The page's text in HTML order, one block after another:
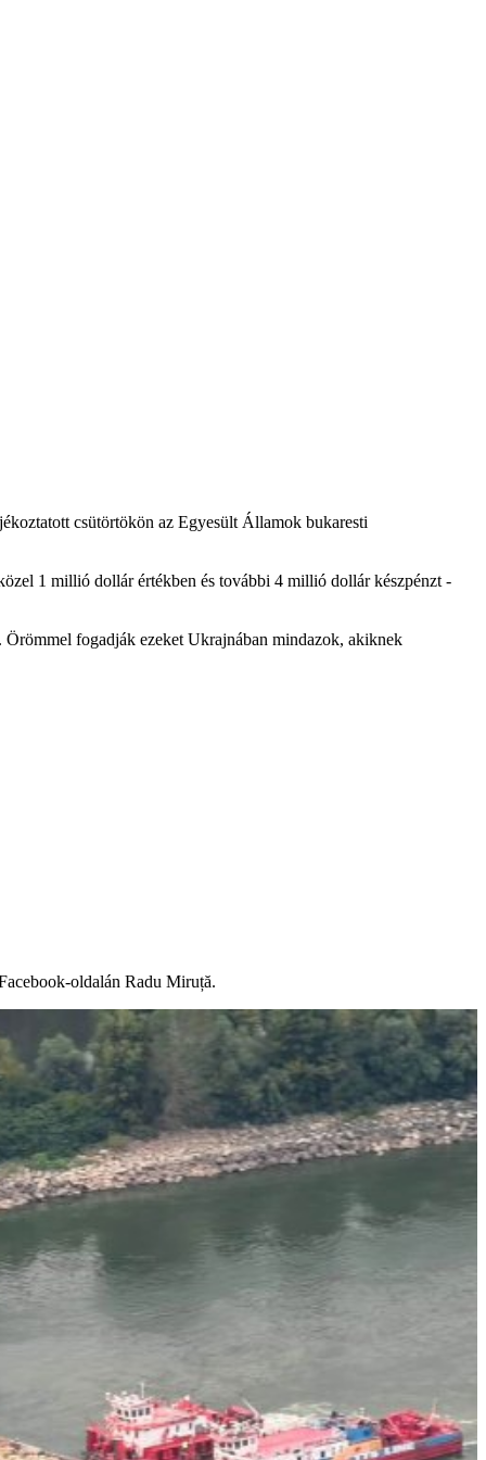
csütörtökön az Egyesült Államok bukaresti
1 millió dollár értékben és további 4 millió dollár készpénzt -
fogadják ezeket Ukrajnában mindazok, akiknek
oldalán Radu Miruță.